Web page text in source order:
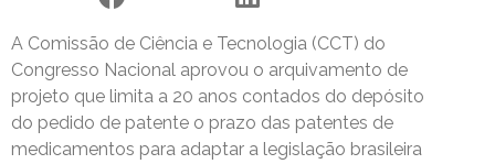
A Comissão de Ciência e Tecnologia (CCT) do
Congresso Nacional aprovou o arquivamento de
projeto que limita a 20 anos contados do depósito
do pedido de patente o prazo das patentes de
medicamentos para adaptar a legislação brasileira